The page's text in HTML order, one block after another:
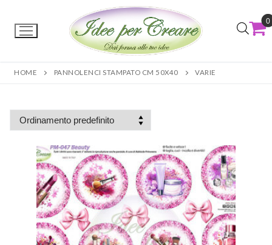
0
HOME PANNOLENCI STAMPATO CM 50X40 VARIE